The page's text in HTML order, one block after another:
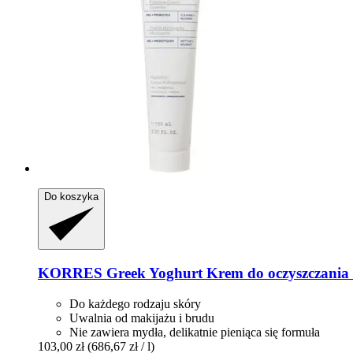
Do koszyka
KORRES Greek Yoghurt Krem do
Do każdego rodzaju skóry
Uwalnia od makijażu i brudu
Nie zawiera mydła, delikatnie pieniąca się formuła
103,00 zł (686,67 zł / l)